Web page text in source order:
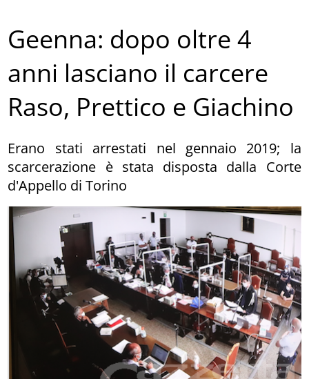
Geenna: dopo oltre 4
anni lasciano il carcere
Raso, Prettico e Giachino
Erano stati arrestati nel gennaio 2019; la
scarcerazione è stata disposta dalla Corte
d'Appello di Torino